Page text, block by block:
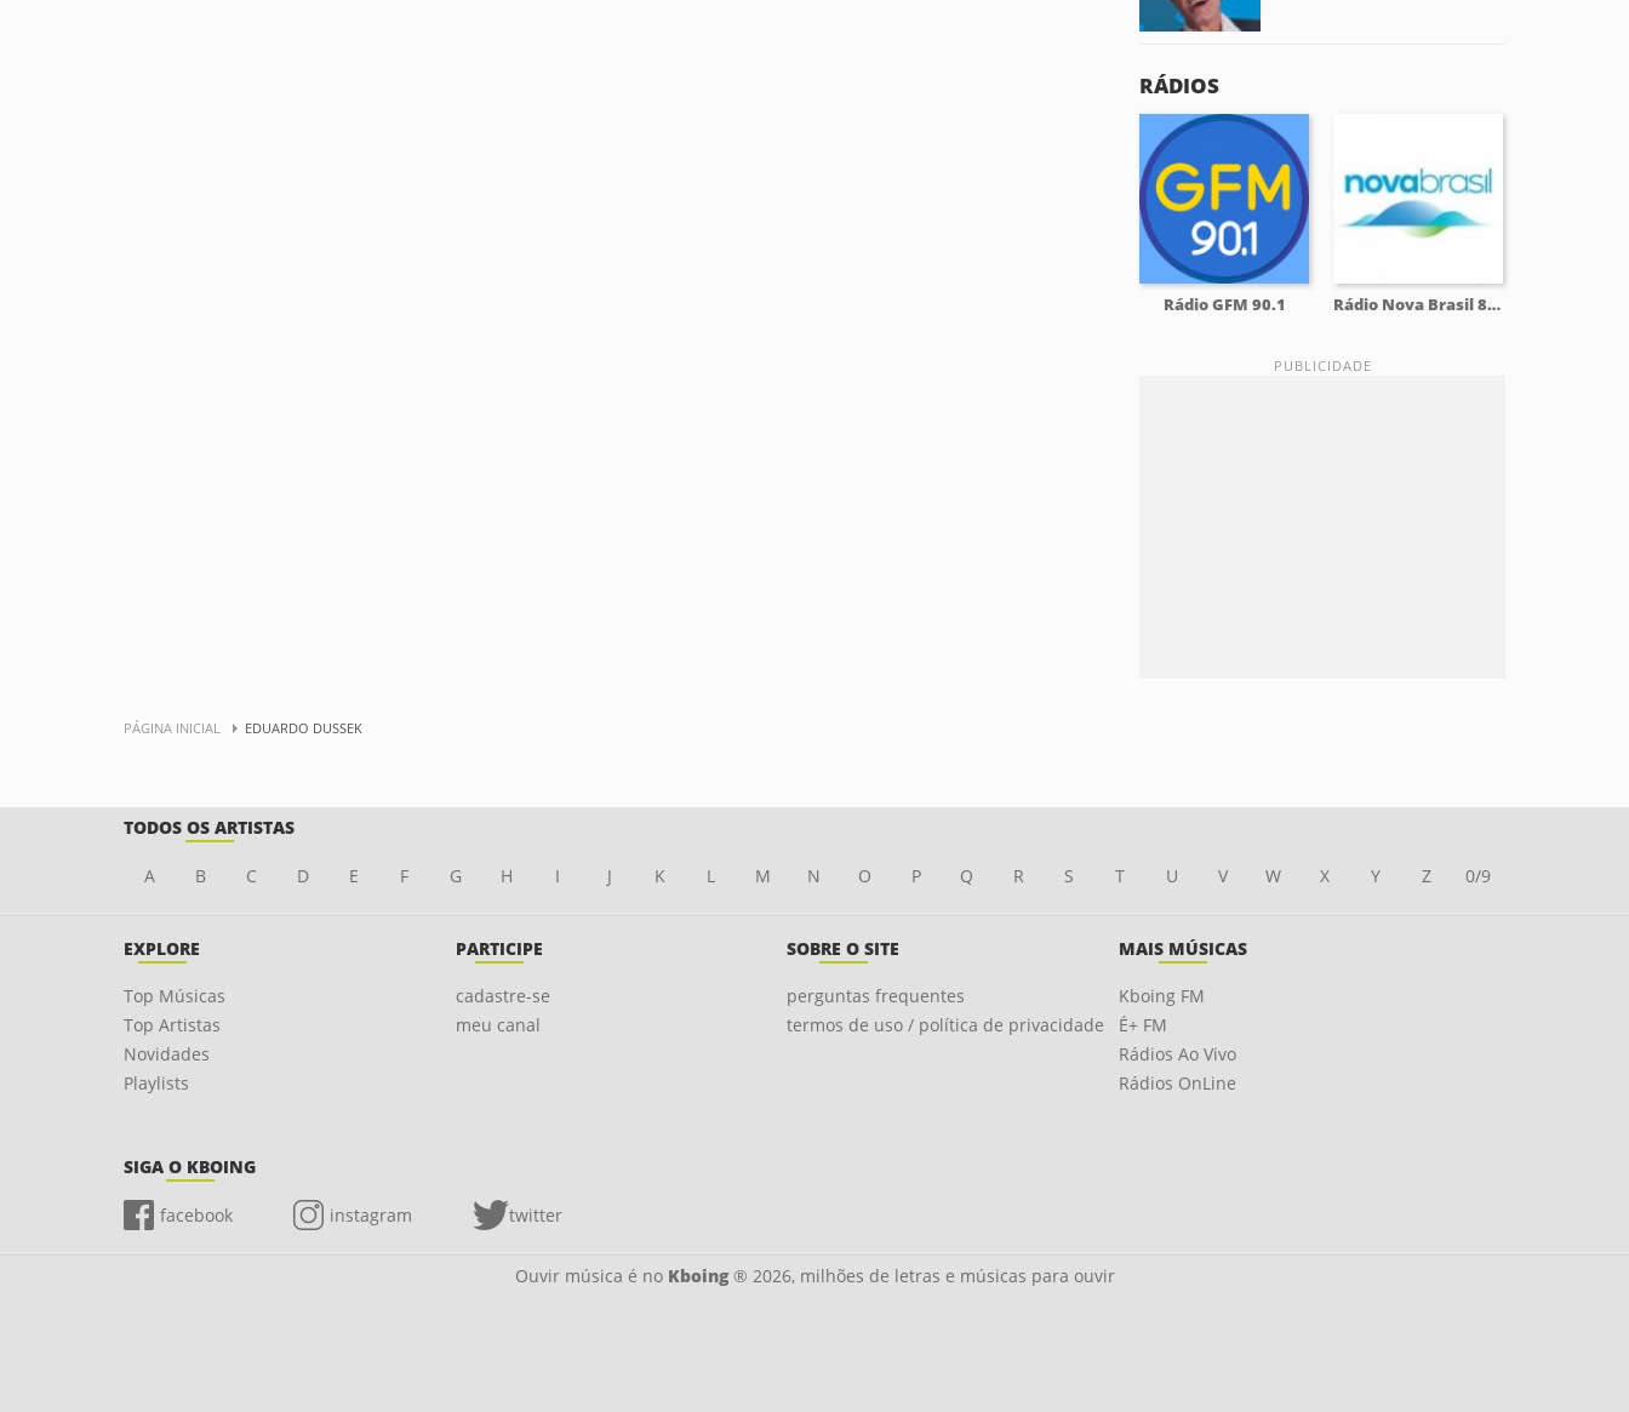
RÁDIOS
Rádio GFM 90.1 Rádio Nova Brasil 89.7 FM
PÁGINA INICIAL EDUARDO DUSSEK
TODOS OS ARTISTAS
A B C D E F G H I J K L M N O P Q R S T U V W X Y Z 0/9
EXPLORE
Top Músicas
Top Artistas
Novidades
Playlists
PARTICIPE
cadastre-se
meu canal
SOBRE O SITE
perguntas frequentes
termos de uso / política de privacidade
MAIS MÚSICAS
Kboing FM
É+ FM
Rádios Ao Vivo
Rádios OnLine
SIGA O KBOING
facebook instagram twitter
Ouvir música é no Kboing® 2026, milhões de letras e músicas para ouvir